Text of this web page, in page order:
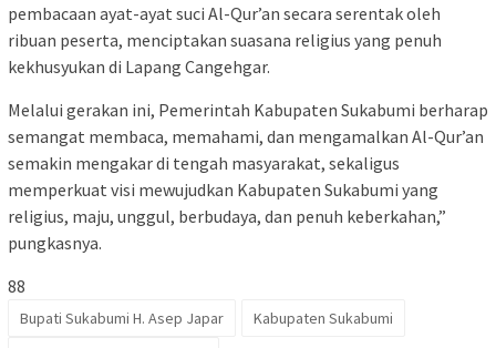
pembacaan ayat-ayat suci Al-Qur’an secara serentak oleh
ribuan peserta, menciptakan suasana religius yang penuh
kekhusyukan di Lapang Cangehgar.
Melalui gerakan ini, Pemerintah Kabupaten Sukabumi berharap
semangat membaca, memahami, dan mengamalkan Al-Qur’an
semakin mengakar di tengah masyarakat, sekaligus
memperkuat visi mewujudkan Kabupaten Sukabumi yang
religius, maju, unggul, berbudaya, dan penuh keberkahan,”
pungkasnya.
88
Bupati Sukabumi H. Asep Japar
Kabupaten Sukabumi